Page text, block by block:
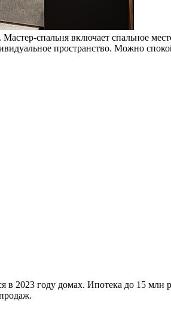
спальня включает спальное
пространство. Можно
2023 году домах. Ипотека до 15 млн